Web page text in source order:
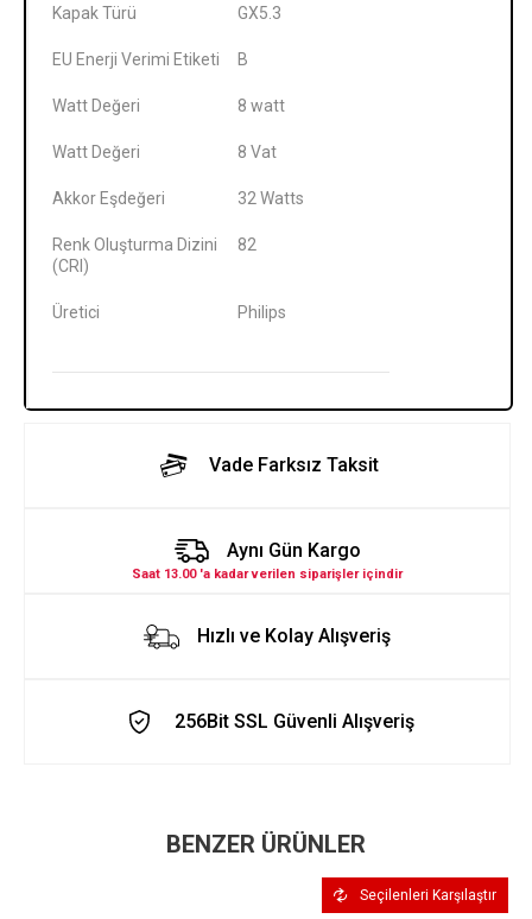
Kapak Türü ‎GX5.3
EU Enerji Verimi Etiketi ‎B
Watt Değeri ‎8 watt
Watt Değeri ‎8 Vat
Akkor Eşdeğeri ‎32 Watts
Renk Oluşturma Dizini
(CRI)
‎82
Üretici ‎Philips
Vade Farksız Taksit
Aynı Gün Kargo
Saat 13.00 'a kadar verilen siparişler içindir
Hızlı ve Kolay Alışveriş
256Bit SSL Güvenli Alışveriş
BENZER ÜRÜNLER
Seçilenleri Karşılaştır